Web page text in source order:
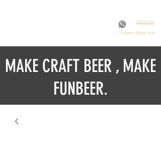
CONSULTAS
funbeer@live.com
MAKE CRAFT BEER , MAKE
FUNBEER.